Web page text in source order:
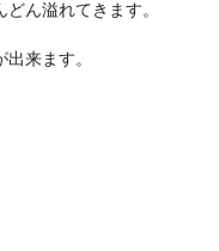
ん溢れてきます。
来ます。